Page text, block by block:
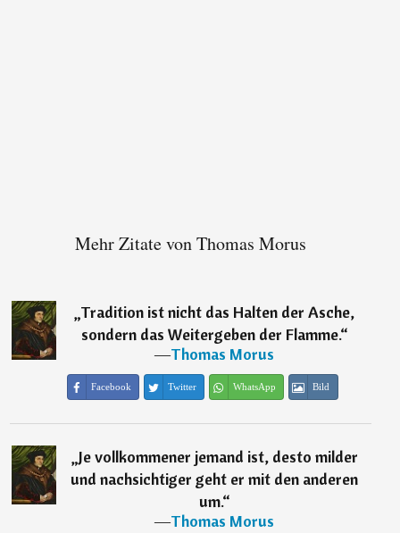
Mehr Zitate von Thomas Morus
„Tradition ist nicht das Halten der Asche,
sondern das Weitergeben der Flamme.“
―Thomas Morus
Facebook Twitter WhatsApp Bild
„Je vollkommener jemand ist, desto milder
und nachsichtiger geht er mit den anderen
um.“
―Thomas Morus